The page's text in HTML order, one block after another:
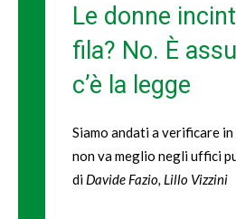
Le donne
fila? No. È
c’è la legge
Siamo andati a verificare
non va meglio negli uffici
di Davide Fazio, Lillo Vizzini